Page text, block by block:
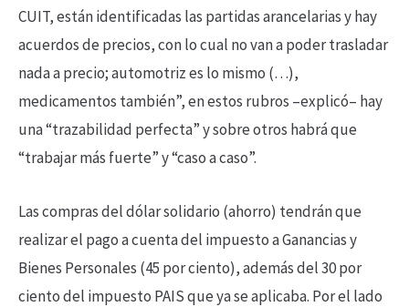
CUIT, están identificadas las partidas arancelarias y hay
acuerdos de precios, con lo cual no van a poder trasladar
nada a precio; automotriz es lo mismo (…),
medicamentos también”, en estos rubros –explicó– hay
una “trazabilidad perfecta” y sobre otros habrá que
“trabajar más fuerte” y “caso a caso”.
Las compras del dólar solidario (ahorro) tendrán que
realizar el pago a cuenta del impuesto a Ganancias y
Bienes Personales (45 por ciento), además del 30 por
ciento del impuesto PAIS que ya se aplicaba. Por el lado